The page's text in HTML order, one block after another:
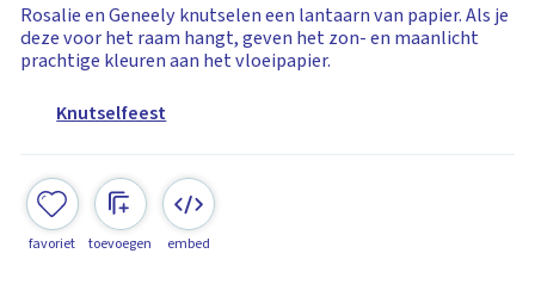
Rosalie en Geneely knutselen een lantaarn van papier. Als je
deze voor het raam hangt, geven het zon- en maanlicht
prachtige kleuren aan het vloeipapier.
Knutselfeest
favoriet toevoegen embed